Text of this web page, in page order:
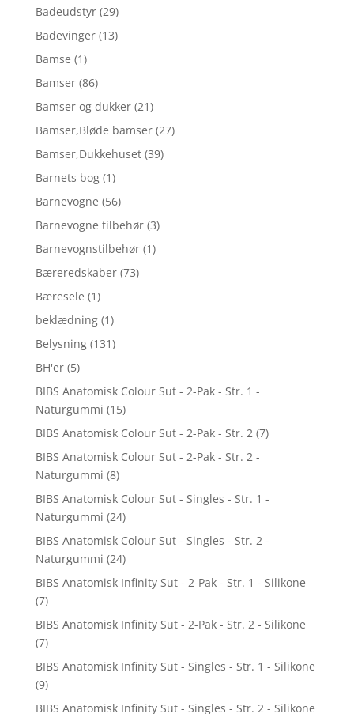
Badeudstyr (29)
Badevinger (13)
Bamse (1)
Bamser (86)
Bamser og dukker (21)
Bamser,Bløde bamser (27)
Bamser,Dukkehuset (39)
Barnets bog (1)
Barnevogne (56)
Barnevogne tilbehør (3)
Barnevognstilbehør (1)
Bæreredskaber (73)
Bæresele (1)
beklædning (1)
Belysning (131)
BH'er (5)
BIBS Anatomisk Colour Sut - 2-Pak - Str. 1 -
Naturgummi (15)
BIBS Anatomisk Colour Sut - 2-Pak - Str. 2 (7)
BIBS Anatomisk Colour Sut - 2-Pak - Str. 2 -
Naturgummi (8)
BIBS Anatomisk Colour Sut - Singles - Str. 1 -
Naturgummi (24)
BIBS Anatomisk Colour Sut - Singles - Str. 2 -
Naturgummi (24)
BIBS Anatomisk Infinity Sut - 2-Pak - Str. 1 - Silikone
(7)
BIBS Anatomisk Infinity Sut - 2-Pak - Str. 2 - Silikone
(7)
BIBS Anatomisk Infinity Sut - Singles - Str. 1 - Silikone
(9)
BIBS Anatomisk Infinity Sut - Singles - Str. 2 - Silikone